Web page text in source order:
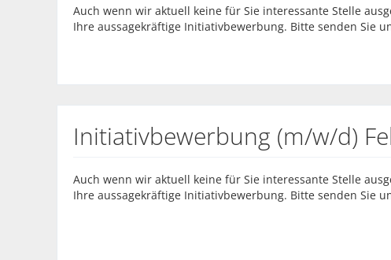
Auch wenn wir aktuell keine für Sie interessante Stelle
Ihre aussagekräftige Initiativbewerbung. Bitte senden Sie
Initiativbewerbung (m/w/d)
Auch wenn wir aktuell keine für Sie interessante Stelle
Ihre aussagekräftige Initiativbewerbung. Bitte senden Sie